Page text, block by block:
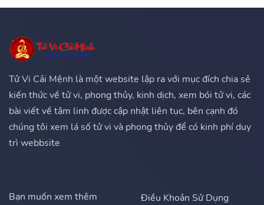
Tử Vi Cải Mệnh là một website lập ra với mục đích chia sẻ
kiến thức về tử vi, phong thủy, kinh dịch, xem bói tử vi, các
bài viết về tâm linh được cập nhật liên tục, bên cạnh đó
chúng tôi xem lá số tử vi và phong thủy để có kinh phí duy
trì webbsite
Bạn muốn xem thêm
Điều Khoản Sử Dụng